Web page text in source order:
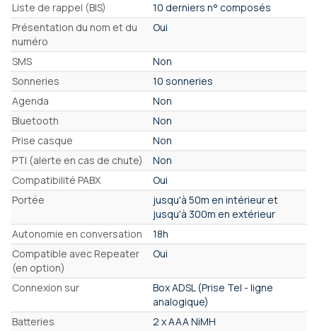
Liste de rappel (BIS)
10 derniers n° composés
Présentation du nom et du
numéro
Oui
SMS
Non
Sonneries
10 sonneries
Agenda
Non
Bluetooth
Non
Prise casque
Non
PTI (alerte en cas de chute)
Non
Compatibilité PABX
Oui
Portée
jusqu'à 50m en intérieur et
jusqu'à 300m en extérieur
Autonomie en conversation
18h
Compatible avec Repeater
(en option)
Oui
Connexion sur
Box ADSL (Prise Tel - ligne
analogique)
Batteries
2 x AAA NiMH